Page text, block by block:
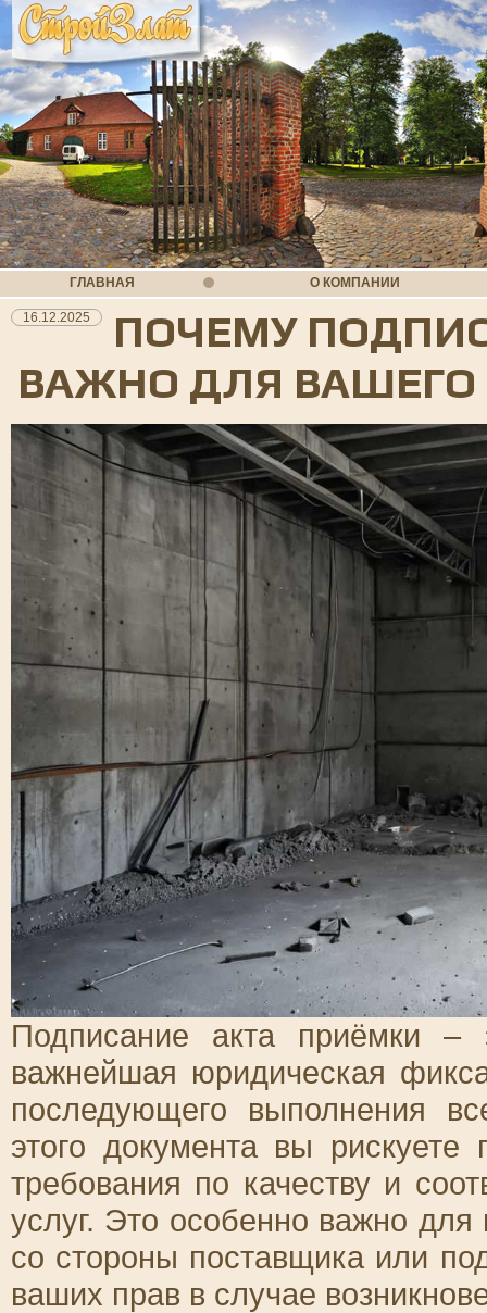
ГЛАВНАЯ О КОМПАНИИ
16.12.2025
ПОЧЕМУ
ВАЖНО ДЛЯ ВАШЕГО
Подписание акта приёмки
важнейшая юридическая
последующего выполнения
этого документа вы рискуете
требования по качеству и
услуг. Это особенно важно для
со стороны поставщика или
ваших прав в случае